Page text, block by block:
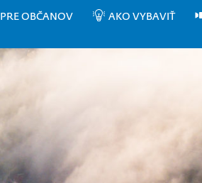
PRE OBČANOV AKO VYBAVIŤ